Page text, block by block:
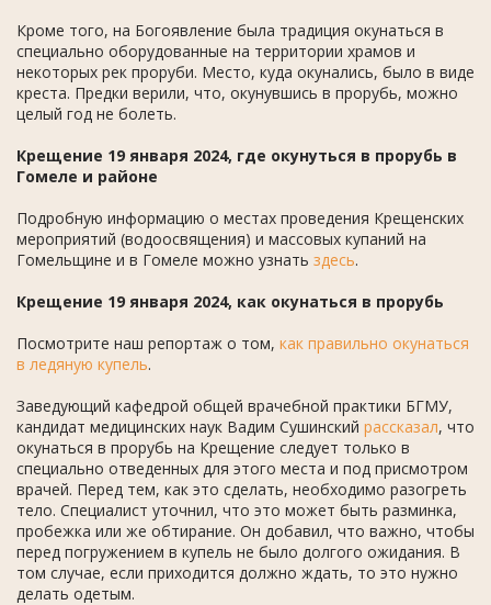
Кроме того, на Богоявление была традиция окунаться в
специально оборудованные на территории храмов и
некоторых рек проруби. Место, куда окунались, было в виде
креста. Предки верили, что, окунувшись в прорубь, можно
целый год не болеть.
Крещение 19 января 2024, где окунуться в прорубь в
Гомеле и районе
Подробную информацию о местах проведения Крещенских
мероприятий (водоосвящения) и массовых купаний на
Гомельщине и в Гомеле можно узнать здесь.
Крещение 19 января 2024, как окунаться в прорубь
Посмотрите наш репортаж о том, как правильно окунаться
в ледяную купель.
Заведующий кафедрой общей врачебной практики БГМУ,
кандидат медицинских наук Вадим Сушинский рассказал, что
окунаться в прорубь на Крещение следует только в
специально отведенных для этого места и под присмотром
врачей. Перед тем, как это сделать, необходимо разогреть
тело. Специалист уточнил, что это может быть разминка,
пробежка или же обтирание. Он добавил, что важно, чтобы
перед погружением в купель не было долгого ожидания. В
том случае, если приходится должно ждать, то это нужно
делать одетым.